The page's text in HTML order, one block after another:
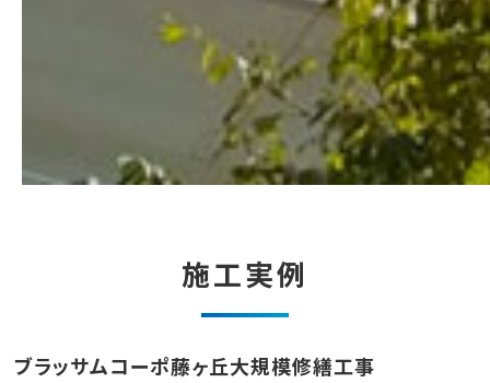
施工実例
ブラッサムコーポ藤ヶ丘大規模修繕工事